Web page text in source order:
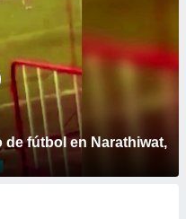
de fútbol en Narathiwat,